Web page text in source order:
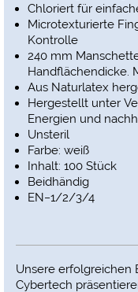
im bisherigen als auch
durchgehende
die neue Optik
Qualität und
unserem Webshop
Bei Fragen oder
Kundenservice
Chloriert für
Microtexturierte
Kontrolle
240 mm
Handflächendicke.
Aus Naturlatex
Hergestellt unter
Energien und
Unsteril
Farbe: weiß
Inhalt: 100 Stück
Beidhändig
EN−1/2/3/4
Unsere erfolgreichen
Cybertech